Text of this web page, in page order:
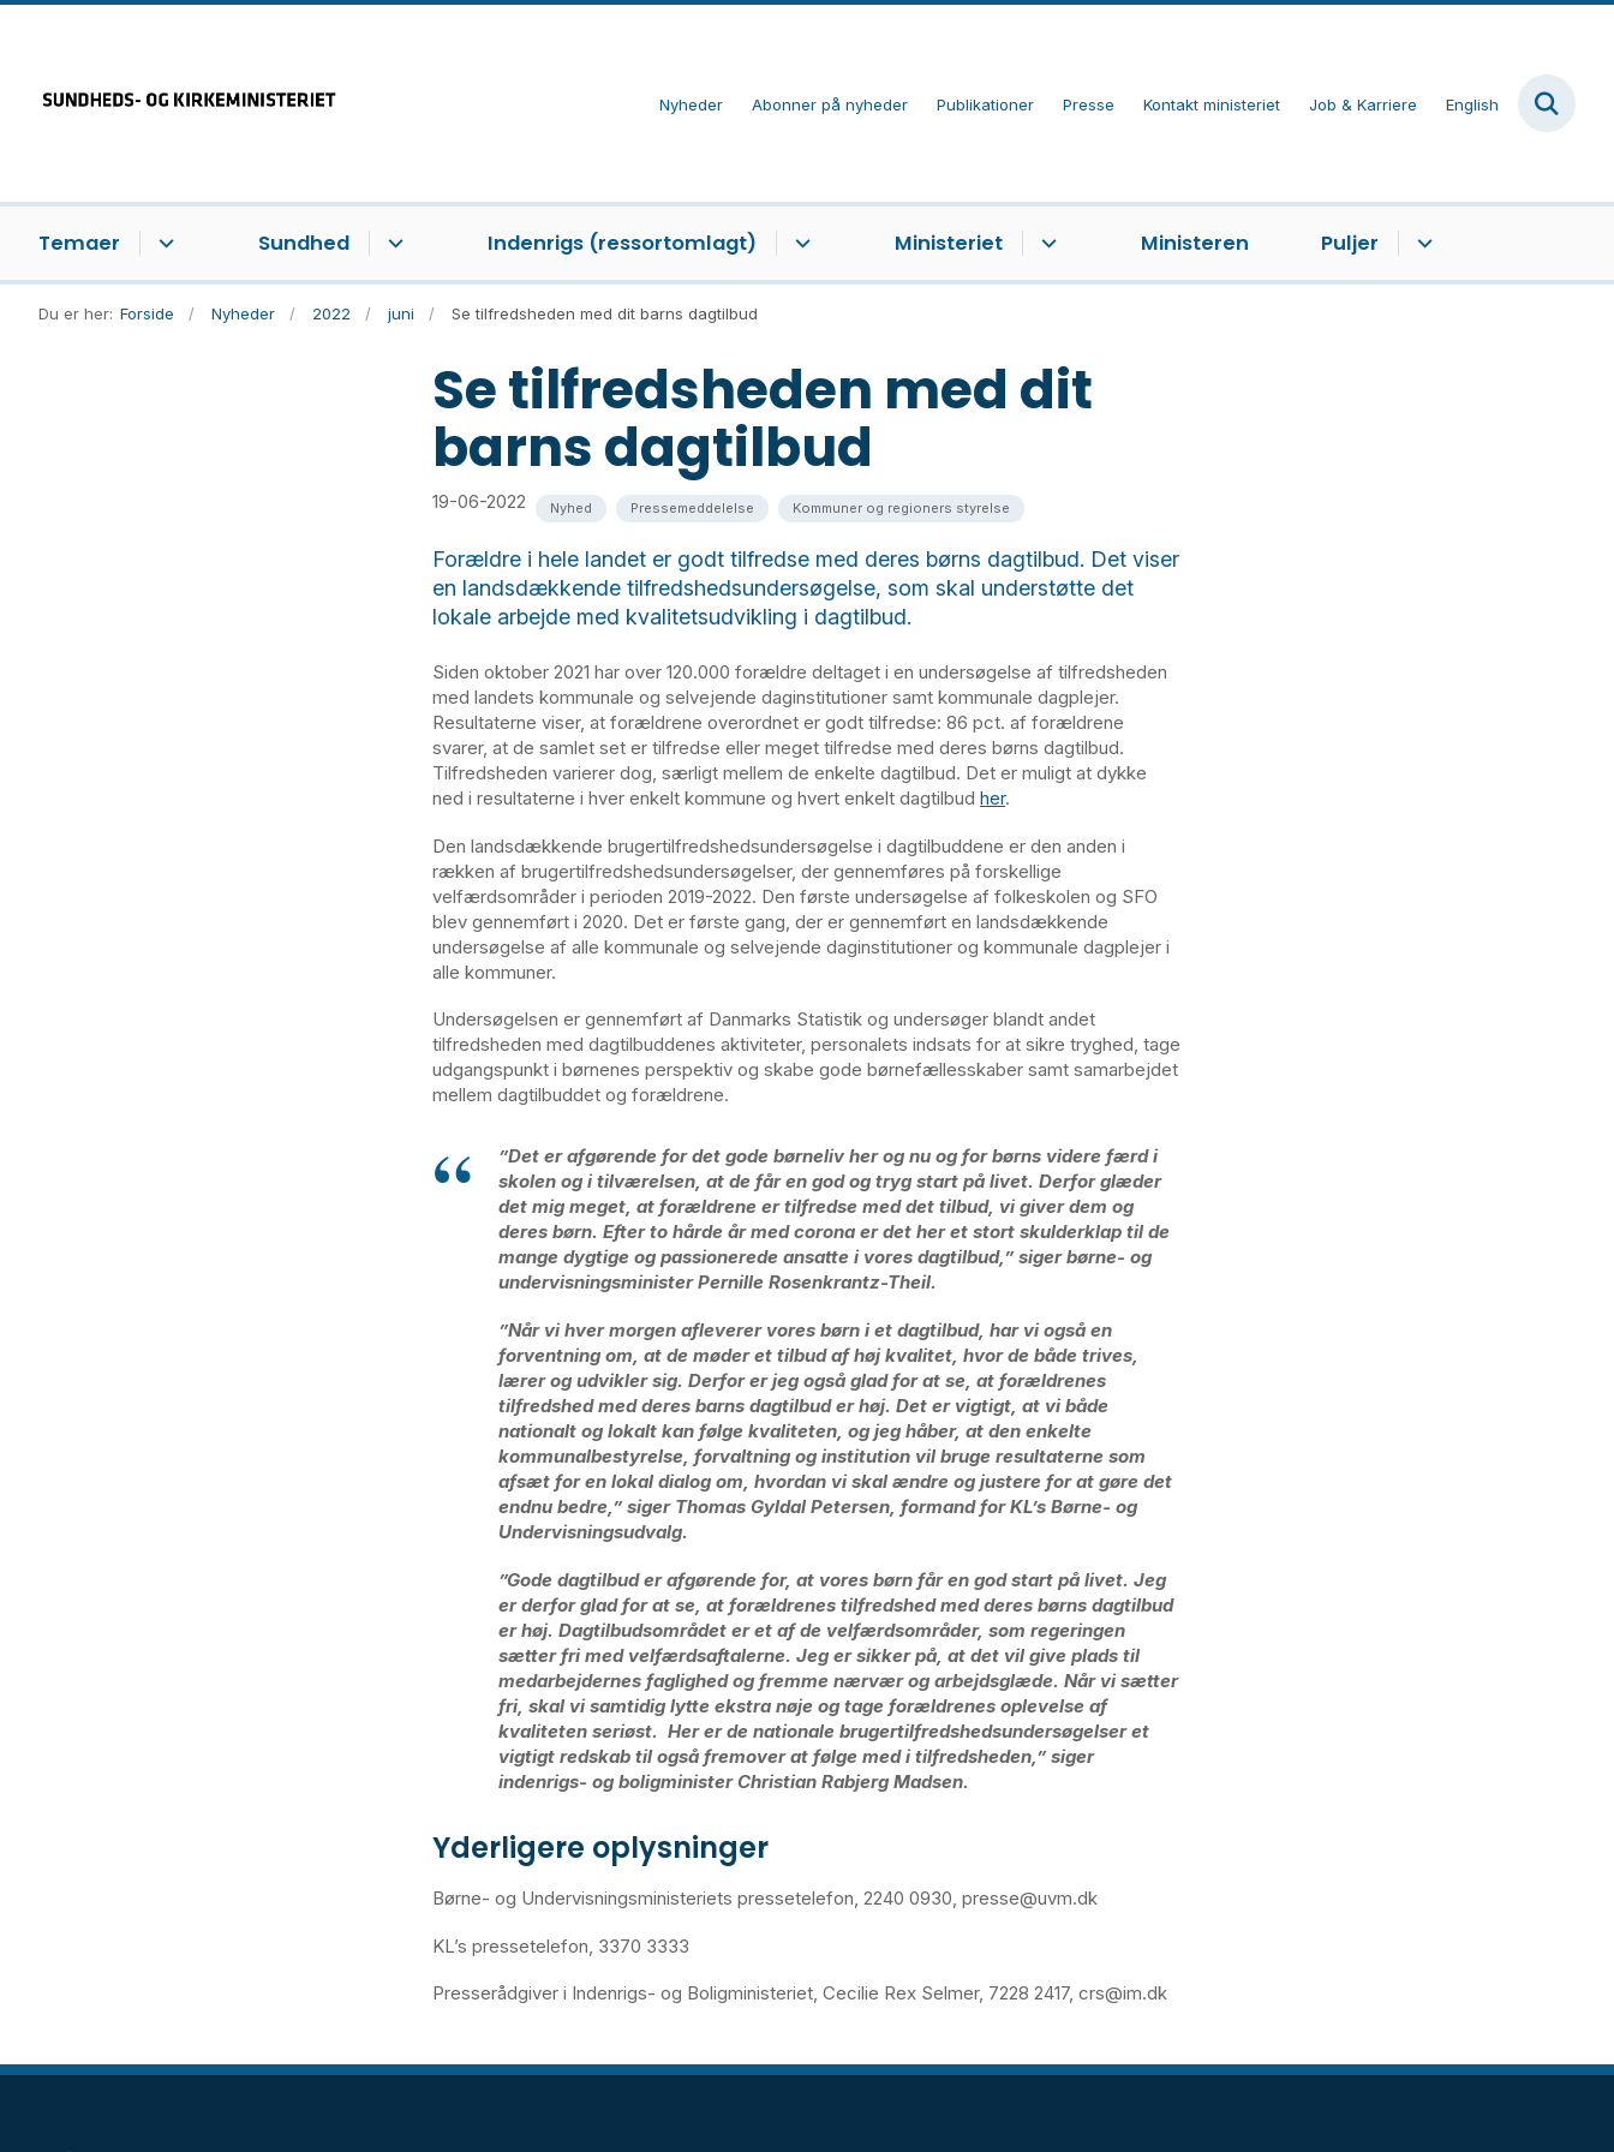
Nyheder Abonner på nyheder Publikationer Presse Kontakt ministeriet Job & Karriere English
Temaer Sundhed Indenrigs (ressortomlagt) Ministeriet Ministeren Puljer
Du er her: Forside Nyheder 2022 juni Se tilfredsheden med dit barns dagtilbud
Se tilfredsheden med dit
barns dagtilbud
19-06-2022 Nyhed Pressemeddelelse Kommuner og regioners styrelse
Forældre i hele landet er godt tilfredse med deres børns dagtilbud. Det viser
en landsdækkende tilfredshedsundersøgelse, som skal understøtte det
lokale arbejde med kvalitetsudvikling i dagtilbud.
Siden oktober 2021 har over 120.000 forældre deltaget i en undersøgelse af tilfredsheden
med landets kommunale og selvejende daginstitutioner samt kommunale dagplejer.
Resultaterne viser, at forældrene overordnet er godt tilfredse: 86 pct. af forældrene
svarer, at de samlet set er tilfredse eller meget tilfredse med deres børns dagtilbud.
Tilfredsheden varierer dog, særligt mellem de enkelte dagtilbud. Det er muligt at dykke
ned i resultaterne i hver enkelt kommune og hvert enkelt dagtilbud her.
Den landsdækkende brugertilfredshedsundersøgelse i dagtilbuddene er den anden i
rækken af brugertilfredshedsundersøgelser, der gennemføres på forskellige
velfærdsområder i perioden 2019-2022. Den første undersøgelse af folkeskolen og SFO
blev gennemført i 2020. Det er første gang, der er gennemført en landsdækkende
undersøgelse af alle kommunale og selvejende daginstitutioner og kommunale dagplejer i
alle kommuner.
Undersøgelsen er gennemført af Danmarks Statistik og undersøger blandt andet
tilfredsheden med dagtilbuddenes aktiviteter, personalets indsats for at sikre tryghed, tage
udgangspunkt i børnenes perspektiv og skabe gode børnefællesskaber samt samarbejdet
mellem dagtilbuddet og forældrene.
”Det er afgørende for det gode børneliv her og nu og for børns videre færd i
skolen og i tilværelsen, at de får en god og tryg start på livet. Derfor glæder
det mig meget, at forældrene er tilfredse med det tilbud, vi giver dem og
deres børn. Efter to hårde år med corona er det her et stort skulderklap til de
mange dygtige og passionerede ansatte i vores dagtilbud,” siger børne- og
undervisningsminister Pernille Rosenkrantz-Theil.
”Når vi hver morgen afleverer vores børn i et dagtilbud, har vi også en
forventning om, at de møder et tilbud af høj kvalitet, hvor de både trives,
lærer og udvikler sig. Derfor er jeg også glad for at se, at forældrenes
tilfredshed med deres barns dagtilbud er høj. Det er vigtigt, at vi både
nationalt og lokalt kan følge kvaliteten, og jeg håber, at den enkelte
kommunalbestyrelse, forvaltning og institution vil bruge resultaterne som
afsæt for en lokal dialog om, hvordan vi skal ændre og justere for at gøre det
endnu bedre,” siger Thomas Gyldal Petersen, formand for KL’s Børne- og
Undervisningsudvalg.
”Gode dagtilbud er afgørende for, at vores børn får en god start på livet. Jeg
er derfor glad for at se, at forældrenes tilfredshed med deres børns dagtilbud
er høj. Dagtilbudsområdet er et af de velfærdsområder, som regeringen
sætter fri med velfærdsaftalerne. Jeg er sikker på, at det vil give plads til
medarbejdernes faglighed og fremme nærvær og arbejdsglæde. Når vi sætter
fri, skal vi samtidig lytte ekstra nøje og tage forældrenes oplevelse af
kvaliteten seriøst. Her er de nationale brugertilfredshedsundersøgelser et
vigtigt redskab til også fremover at følge med i tilfredsheden,” siger
indenrigs- og boligminister Christian Rabjerg Madsen.
Yderligere oplysninger
Børne- og Undervisningsministeriets pressetelefon, 2240 0930, presse@uvm.dk
KL’s pressetelefon, 3370 3333
Presserådgiver i Indenrigs- og Boligministeriet, Cecilie Rex Selmer, 7228 2417, crs@im.dk